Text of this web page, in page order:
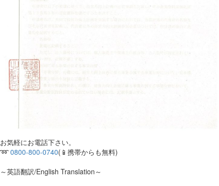
お気軽にお電話下さい。
➿0800-800-0740(📱携帯からも無料)
～英語翻訳/English Translation～